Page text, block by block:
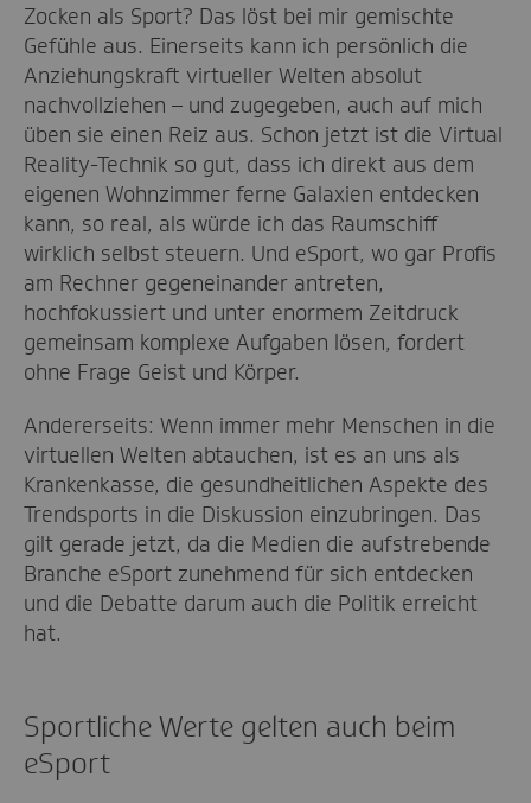
Zocken als Sport? Das löst bei mir gemischte
Gefühle aus. Einerseits kann ich persönlich die
Anziehungskraft virtueller Welten absolut
nachvollziehen – und zugegeben, auch auf mich
üben sie einen Reiz aus. Schon jetzt ist die Virtual
Reality-Technik so gut, dass ich direkt aus dem
eigenen Wohnzimmer ferne Galaxien entdecken
kann, so real, als würde ich das Raumschiff
wirklich selbst steuern. Und eSport, wo gar Profis
am Rechner gegeneinander antreten,
hochfokussiert und unter enormem Zeitdruck
gemeinsam komplexe Aufgaben lösen, fordert
ohne Frage Geist und Körper.
Andererseits: Wenn immer mehr Menschen in die
virtuellen Welten abtauchen, ist es an uns als
Krankenkasse, die gesundheitlichen Aspekte des
Trendsports in die Diskussion einzubringen. Das
gilt gerade jetzt, da die Medien die aufstrebende
Branche eSport zunehmend für sich entdecken
und die Debatte darum auch die Politik erreicht
hat.
Sportliche Werte gelten auch beim
eSport